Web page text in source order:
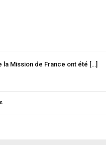
la Mission de France ont été […]